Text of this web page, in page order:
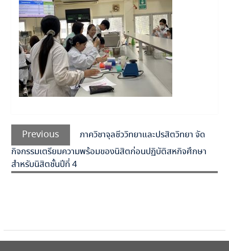
แนะแนว
เรื่อง
Previous
Previous
post:
ภาควิชาจุลชีววิทยาและปรสิตวิทยา จัด
กิจกรรมเตรียมความพร้อมของนิสิตก่อนปฏิบัติสหกิจศึกษา
สำหรับนิสิตชั้นปีที่ 4